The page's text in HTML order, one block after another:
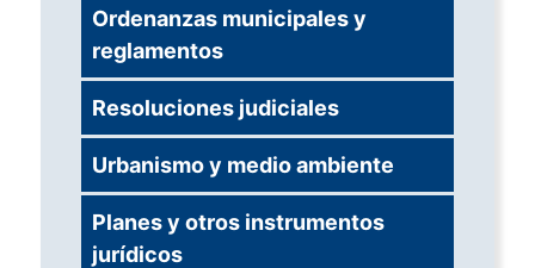
Ordenanzas municipales y
reglamentos
Resoluciones judiciales
Urbanismo y medio ambiente
Planes y otros instrumentos
jurídicos